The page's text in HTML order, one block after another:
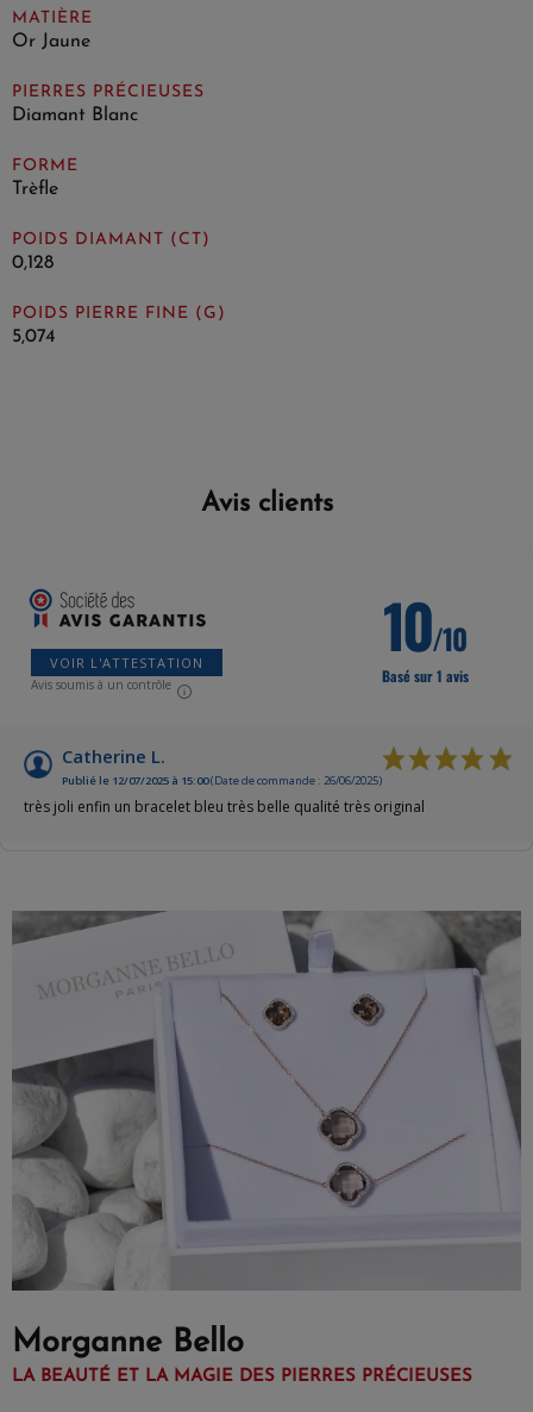
MATIÈRE
Or Jaune
PIERRES PRÉCIEUSES
Diamant Blanc
FORME
Trèfle
POIDS DIAMANT (CT)
0,128
POIDS PIERRE FINE (G)
5,074
Avis clients
VOIR L'ATTESTATION
Avis soumis à un contrôle
10/10
Basé sur 1 avis
Catherine L.
Publié le 12/07/2025 à 15:00(Date de commande : 26/06/2025)
très joli enfin un bracelet bleu très belle qualité très original
Morganne Bello
LA BEAUTÉ ET LA MAGIE DES PIERRES PRÉCIEUSES